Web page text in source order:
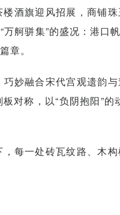
酒旗迎风招展，商铺
舸骈集”的盛况：港口
章。
妙融合宋代宫观遗韵
对称，以“负阴抱阳”
每一处砖瓦纹路、木